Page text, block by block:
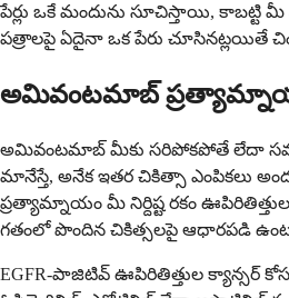
పేర్లు ఒకే మందును సూచిస్తాయి, కాబట్టి మీ
పత్రాలపై ఏదైనా ఒక పేరు చూసినట్లయితే
అమివంటమాబ్
అమివంటమాబ్ మీకు సరిపోకపోతే లేదా
మానేస్తే, అనేక ఇతర చికిత్సా ఎంపికలు
ప్రత్యామ్నాయం మీ నిర్దిష్ట రకం
గతంలో పొందిన చికిత్సలపై ఆధారపడి
EGFR-పాజిటివ్ ఊపిరితిత్తుల క్యాన్సర్